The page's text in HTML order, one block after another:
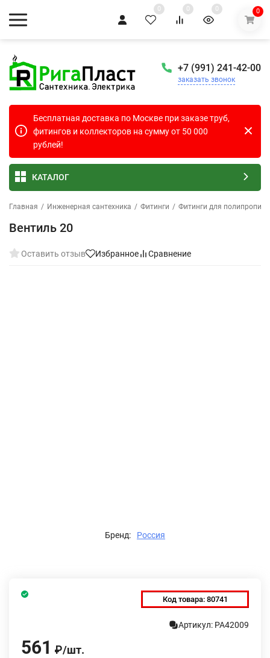
0 0 0 0
+7 (991) 241-42-00
заказать звонок
Бесплатная доставка по Москве при заказе труб,
фитингов и коллекторов на сумму от 50 000
рублей!
КАТАЛОГ
Главная / Инженерная сантехника / Фитинги / Фитинги для
Вентиль 20
Оставить отзыв Избранное Сравнение
Бренд: Россия
Код товара: 80741
Артикул: PA42009
561 ₽/шт.